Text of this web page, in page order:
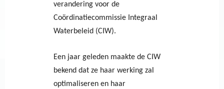
verandering voor de
Coördinatiecommissie Integraal
Waterbeleid (CIW).
Een jaar geleden maakte de CIW
bekend dat ze haar werking zal
optimaliseren en haar